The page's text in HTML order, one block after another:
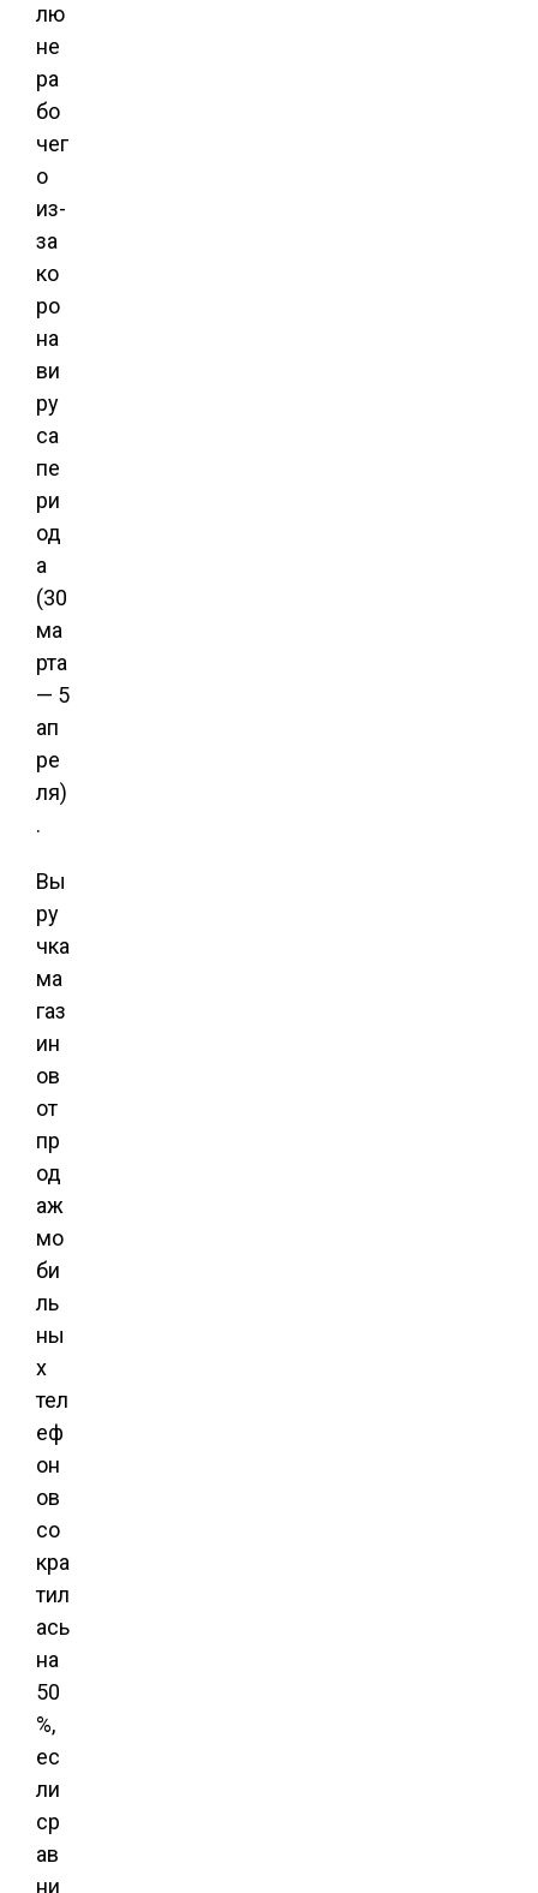
лю
не
ра
бо
чег
о
из-
за
ко
ро
на
ви
ру
са
пе
ри
од
а
(30
ма
рта
— 5
ап
ре
ля)
.
Вы
ру
чка
ма
газ
ин
ов
от
пр
од
аж
мо
би
ль
ны
х
тел
еф
он
ов
со
кра
тил
ась
на
50
%,
ес
ли
ср
ав
ни